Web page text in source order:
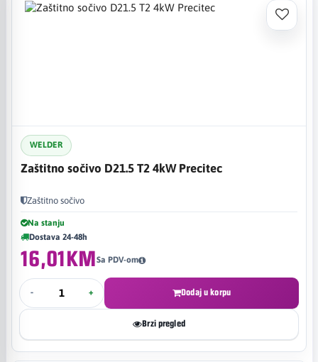
WELDER
Zaštitno sočivo D21.5 T2 4kW Precitec
Zaštitno sočivo
Na stanju
Dostava 24-48h
16,01KMSa PDV-om
- + Dodaj u korpu
Brzi pregled